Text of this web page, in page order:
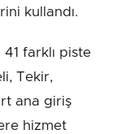
kullandı.
farklı piste
Tekir,
ana giriş
hizmet